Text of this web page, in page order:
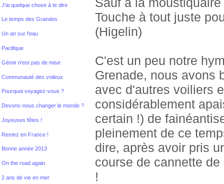
J'ai quelque chose à te dire
Le temps des Grandes
Un an sur l'eau
Pacifique
Gémir n'est pas de mise
Communauté des voileux
Pourquoi voyagez-vous ?
Devons-nous changer le monde ?
Joyeuses fêtes !
Restez en France !
Bonne année 2013
On the road again
2 ans de vie en mer
Touche à tout juste
(Higelin)
C'est un peu notre
Grenade, nous avons
avec d'autres voiliers
considérablement
certain !) de
pleinement de ce
dire, après avoir pris
course de cannette
!